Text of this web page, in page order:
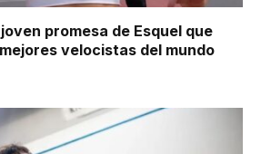
promesa de Esquel que
velocistas del mundo